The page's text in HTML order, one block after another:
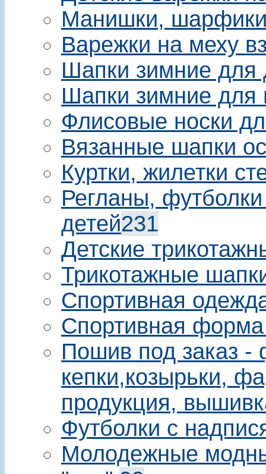
Манишки,
Варежки на меху
Шапки зимние для
Шапки зимние для
Флисовые носки
Вязанные шапки
Куртки, жилетки
Регланы,
детей231
Детские
Трикотажные
Спортивная
Спортивная
Пошив под заказ -
кепки,козырьки,
продукция,
Футболки с
Молодежные